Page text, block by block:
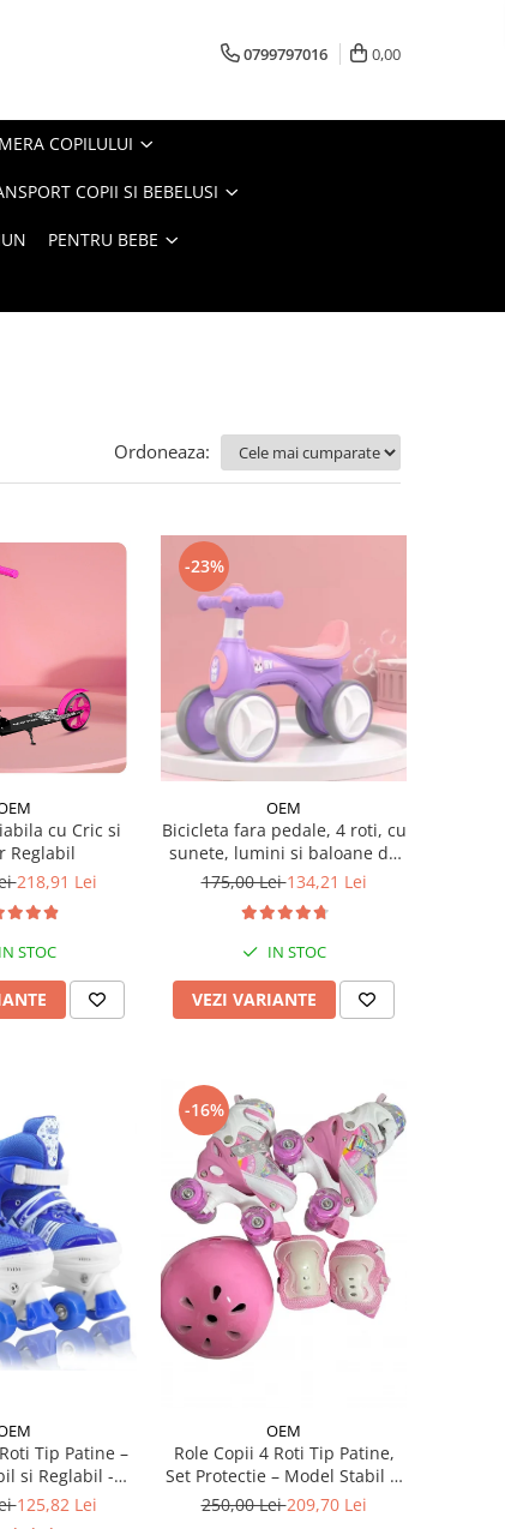
0799797016 0,00
COPILULUI
COPII SI BEBELUSI
PENTRU BEBE
Ordoneaza:
cu Cric si
Reglabil
218,91 Lei
IN STOC
-23%
OEM
Bicicleta fara pedale, 4 roti, cu
sunete, lumini si baloane de
sapun
175,00 Lei134,21 Lei
IN STOC
VEZI VARIANTE
Tip Patine –
si Reglabil -
125,82 Lei
-16%
OEM
Role Copii 4 Roti Tip Patine,
Set Protectie – Model Stabil si
Reglabil - Roz
250,00 Lei209,70 Lei